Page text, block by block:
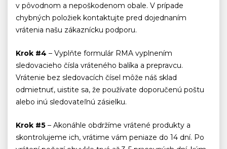
v pôvodnom a nepoškodenom obale. V prípade
chybných položiek kontaktujte pred dojednaním
vrátenia našu zákaznícku podporu.
Krok #4 – Vyplňte formulár RMA vyplnením
sledovacieho čísla vráteného balíka a prepravcu.
Vrátenie bez sledovacích čísel môže náš sklad
odmietnuť, uistite sa, že používate doporučenú poštu
alebo inú sledovateľnú zásielku.
Krok #5 – Akonáhle obdržíme vrátené produkty a
skontrolujeme ich, vrátime vám peniaze do 14 dní. Po